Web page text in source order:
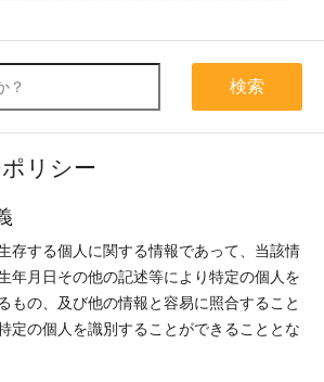
検索
リシー
存する個人に関する情報であって、当該情
年月日その他の記述等により特定の個人を
もの、及び他の情報と容易に照合すること
定の個人を識別することができることとな